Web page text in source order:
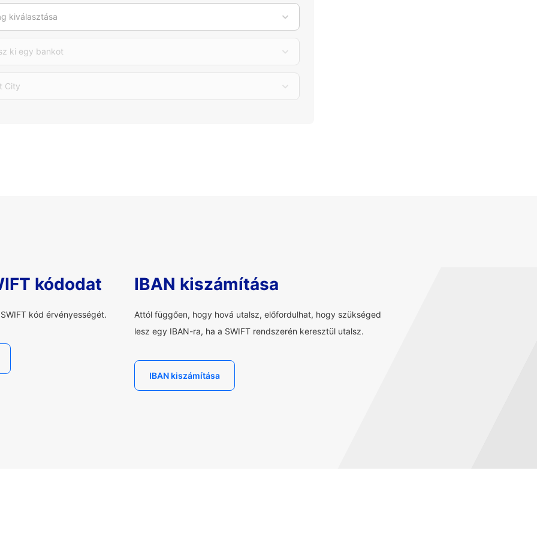
kiválasztása
ki egy bankot
City
kódodat
kód érvényességét.
IBAN kiszámítása
Attól függően, hogy hová utalsz, előfordulhat, hogy szükséged
lesz egy IBAN-ra, ha a SWIFT rendszerén keresztül utalsz.
IBAN kiszámítása